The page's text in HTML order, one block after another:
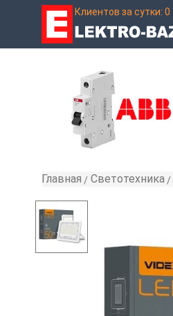
Клиентов за сутки: 0
Главная » Светотехника »